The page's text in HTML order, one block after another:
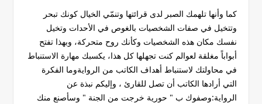
كما وأنها تلهمك الصبر لدى قرائتها وتنمّي الخيال كونك تبحر
وتتخيل في صفات الشخصيات بالغوص في الأحدات وتخيل
نفسك مكان هذه الشخصيات وكأنك روح متحركة، وبهذا تفتح
أبواباً مغلقة لعوالم كنت تجهلها كل هذا، يكسبك مهارة الاستنباط
في محاولتك لاستنباط أهداف الكاتب من الروايةوما الفكرة
التي أرادها الكاتب أن تصل للقارئ ، وإليكم نبذة عن
الرواية:وصفوك ب " حورية خرجت من الجنة " وسأصنع منك